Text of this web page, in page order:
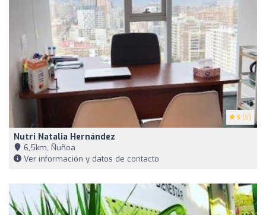
5 (5)
Nutri Natalia Hernández
6,5km, Ñuñoa
Ver información y datos de contacto